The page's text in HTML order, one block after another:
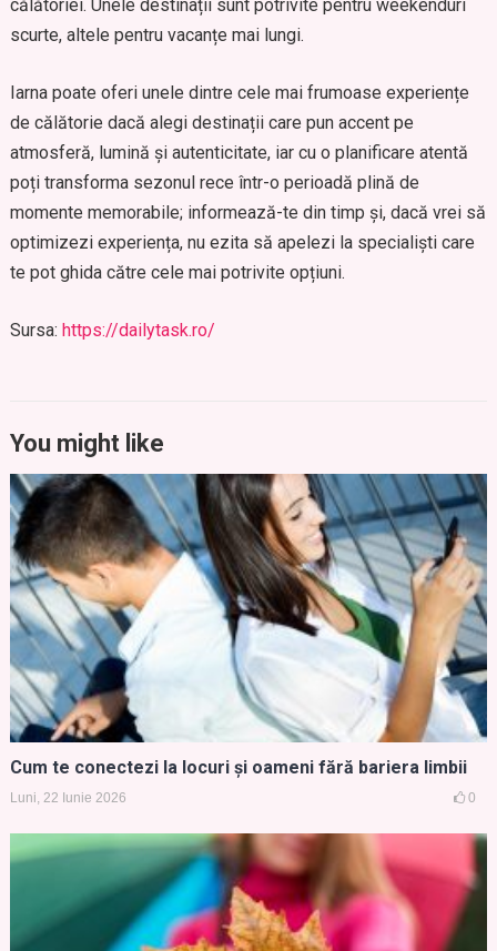
călătoriei. Unele destinații sunt potrivite pentru weekenduri
scurte, altele pentru vacanțe mai lungi.
Iarna poate oferi unele dintre cele mai frumoase experiențe
de călătorie dacă alegi destinații care pun accent pe
atmosferă, lumină și autenticitate, iar cu o planificare atentă
poți transforma sezonul rece într-o perioadă plină de
momente memorabile; informează-te din timp și, dacă vrei să
optimizezi experiența, nu ezita să apelezi la specialiști care
te pot ghida către cele mai potrivite opțiuni.
Sursa: https://dailytask.ro/
You might like
Cum te conectezi la locuri și oameni fără bariera limbii
Luni, 22 Iunie 2026 0